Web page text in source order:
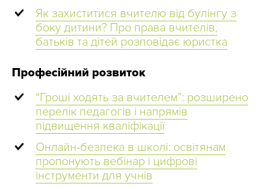
Як захиститися вчителю від булінгу з
боку дитини? Про права вчителів,
батьків та дітей розповідає юристка
Професійний розвиток
“Гроші ходять за вчителем”: розширено
перелік педагогів і напрямів
підвищення кваліфікації
Онлайн-безпека в школі: освітянам
пропонують вебінар і цифрові
інструменти для учнів